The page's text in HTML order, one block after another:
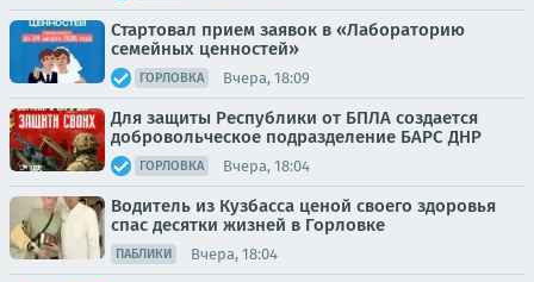
Стартовал прием заявок в «Лабораторию
семейных ценностей»
ГОРЛОВКА Вчера, 18:09
Для защиты Республики от БПЛА создается
добровольческое подразделение БАРС ДНР
ГОРЛОВКА Вчера, 18:04
Водитель из Кузбасса ценой своего здоровья
спас десятки жизней в Горловке
ПАБЛИКИ Вчера, 18:04